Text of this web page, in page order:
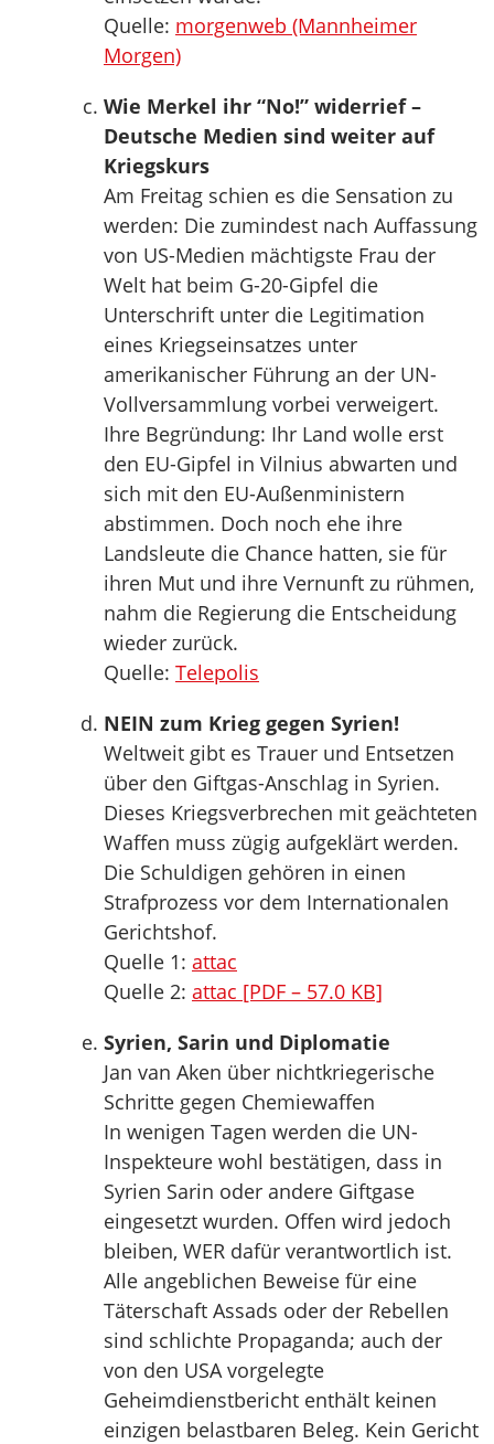
Quelle: morgenweb (Mannheimer
Morgen)
Wie Merkel ihr “No!” widerrief –
Deutsche Medien sind weiter auf
Kriegskurs
Am Freitag schien es die Sensation zu
werden: Die zumindest nach Auffassung
von US-Medien mächtigste Frau der
Welt hat beim G-20-Gipfel die
Unterschrift unter die Legitimation
eines Kriegseinsatzes unter
amerikanischer Führung an der UN-
Vollversammlung vorbei verweigert.
Ihre Begründung: Ihr Land wolle erst
den EU-Gipfel in Vilnius abwarten und
sich mit den EU-Außenministern
abstimmen. Doch noch ehe ihre
Landsleute die Chance hatten, sie für
ihren Mut und ihre Vernunft zu rühmen,
nahm die Regierung die Entscheidung
wieder zurück.
Quelle: Telepolis
NEIN zum Krieg gegen Syrien!
Weltweit gibt es Trauer und Entsetzen
über den Giftgas-Anschlag in Syrien.
Dieses Kriegsverbrechen mit geächteten
Waffen muss zügig aufgeklärt werden.
Die Schuldigen gehören in einen
Strafprozess vor dem Internationalen
Gerichtshof.
Quelle 1: attac
Quelle 2: attac [PDF – 57.0 KB]
Syrien, Sarin und Diplomatie
Jan van Aken über nichtkriegerische
Schritte gegen Chemiewaffen
In wenigen Tagen werden die UN-
Inspekteure wohl bestätigen, dass in
Syrien Sarin oder andere Giftgase
eingesetzt wurden. Offen wird jedoch
bleiben, WER dafür verantwortlich ist.
Alle angeblichen Beweise für eine
Täterschaft Assads oder der Rebellen
sind schlichte Propaganda; auch der
von den USA vorgelegte
Geheimdienstbericht enthält keinen
einzigen belastbaren Beleg. Kein Gericht